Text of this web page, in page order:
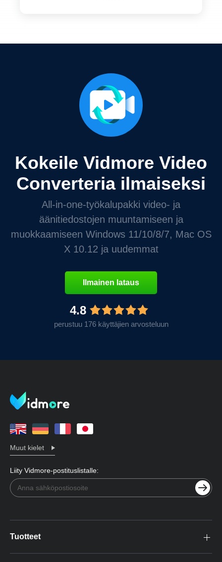
Kokeile Vidmore Video
Converteria ilmaiseksi
All-in-one-työkalupakki video- ja
äänitiedostojen muuntamiseen ja
muokkaamiseen Windows 11/10/8/7, Mac OS
X 10.12 ja uudemmat
Ilmainen lataus
4.8
perustuu 176 käyttäjien arvosteluun
Muut kielet
Liity Vidmore-postituslistalle:
Tuotteet